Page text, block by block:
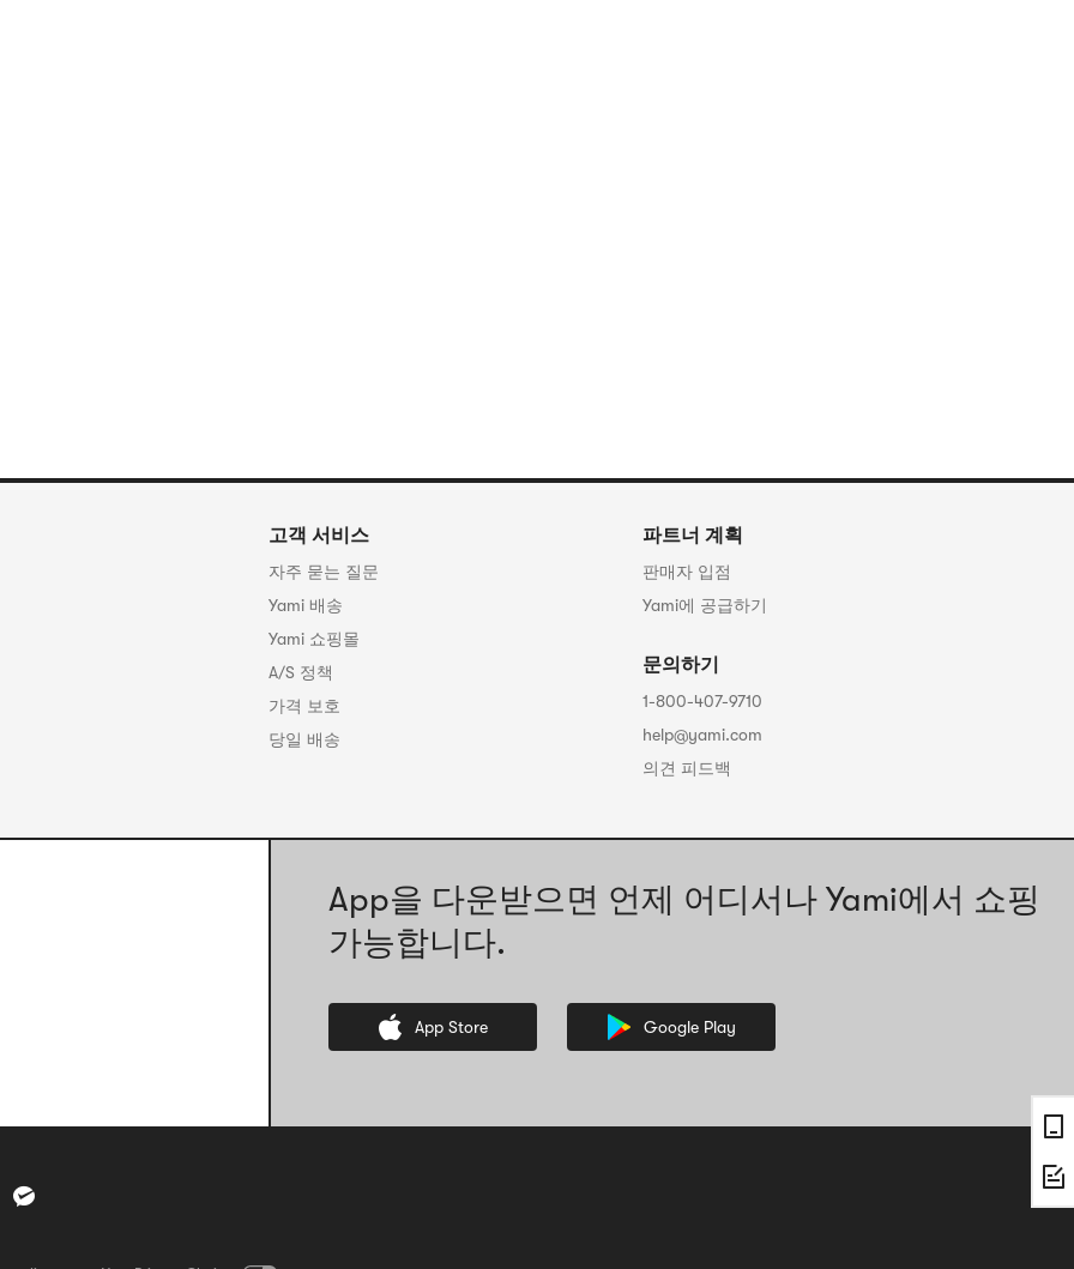
고객 서비스
자주 묻는 질문
Yami 배송
Yami 쇼핑몰
A/S 정책
가격 보호
당일 배송
파트너 계획
판매자 입점
Yami에 공급하기
문의하기
1-800-407-9710
help@yami.com
의견 피드백
App을 다운받으면 언제 어디서나 Yami에서 쇼핑
가능합니다.
App Store Google Play